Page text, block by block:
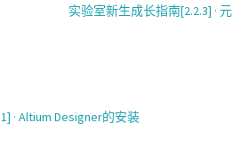
实验室新生成长指南[2.2.3] · 元
· Altium Designer的安装